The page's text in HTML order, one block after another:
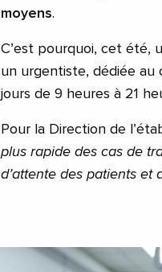
moyens.
C’est pourquoi, cet été,
un urgentiste, dédiée
jours de 9 heures à 21
Pour la Direction de
plus rapide des cas de
d’attente des patients et